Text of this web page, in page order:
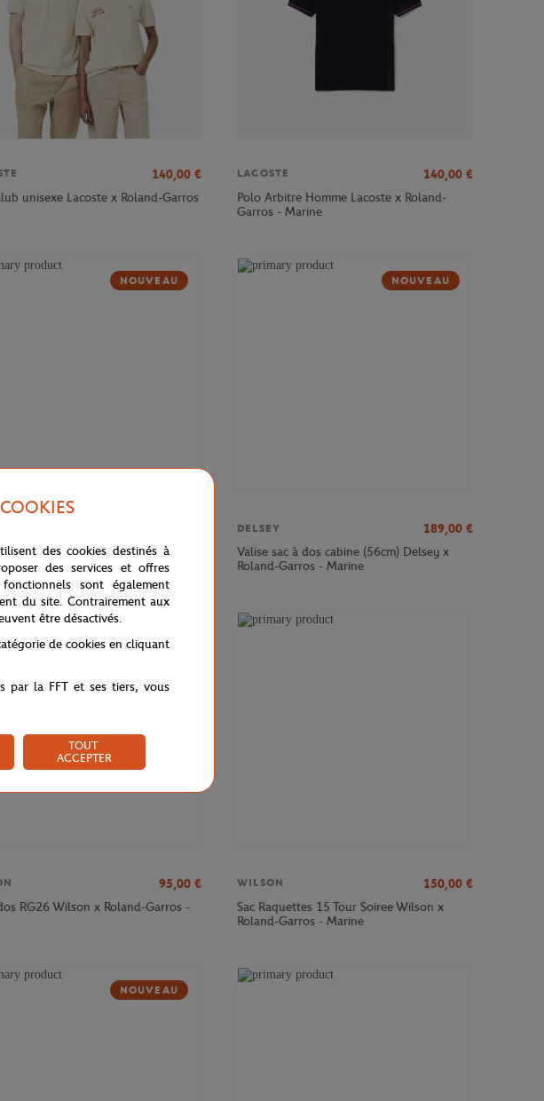
140,00 €
unisexe Lacoste x Roland-Garros
LACOSTE 140,00 €
Polo Arbitre Homme Lacoste x Roland-
Garros - Marine
NOUVEAU
Cadence (55cm) Delsey x
Garros - Marine
NOUVEAU
DELSEY 189,00 €
Valise sac à dos cabine (56cm) Delsey x
Roland-Garros - Marine
95,00 €
RG26 Wilson x Roland-Garros -
WILSON 150,00 €
Sac Raquettes 15 Tour Soiree Wilson x
Roland-Garros - Marine
NOUVEAU
des cookies destinés à
des services et offres
sont également
du site. Contrairement aux
être désactivés.
de cookies en cliquant
par la FFT et ses tiers, vous
TOUT
ACCEPTER